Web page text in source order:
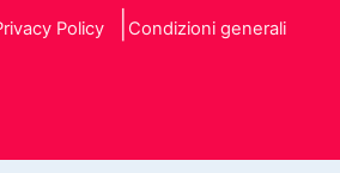
Policy Condizioni generali